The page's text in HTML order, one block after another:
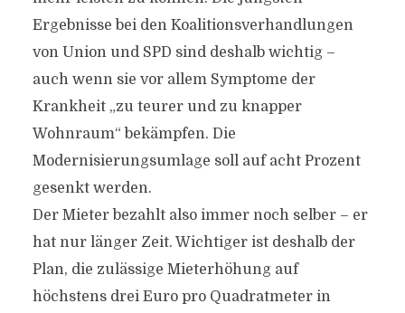
Ergebnisse bei den Koalitionsverhandlungen
von Union und SPD sind deshalb wichtig –
auch wenn sie vor allem Symptome der
Krankheit „zu teurer und zu knapper
Wohnraum“ bekämpfen. Die
Modernisierungsumlage soll auf acht Prozent
gesenkt werden.
Der Mieter bezahlt also immer noch selber – er
hat nur länger Zeit. Wichtiger ist deshalb der
Plan, die zulässige Mieterhöhung auf
höchstens drei Euro pro Quadratmeter in